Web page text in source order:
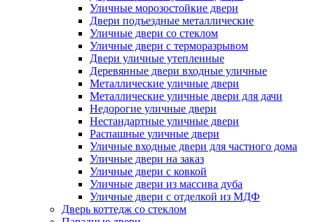
Уличные морозостойкие двери
Двери подъездные металлические
Уличные двери со стеклом
Уличные двери с терморазрывом
Двери уличные утепленные
Деревянные двери входные уличные
Металлические уличные двери
Металлические уличные двери для дачи
Недорогие уличные двери
Нестандартные уличные двери
Распашные уличные двери
Уличные входные двери для частного дома
Уличные двери на заказ
Уличные двери с ковкой
Уличные двери из массива дуба
Уличные двери с отделкой из МДФ
Дверь коттедж со стеклом